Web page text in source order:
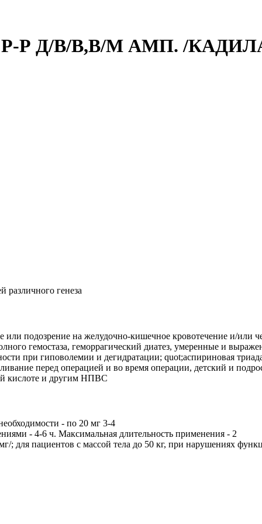
Р Д/В/В,В/М АМП. /
различного генеза
подозрение на желудочно-кишечное кровотечение и/или
гемостаза, геморрагический диатез, умеренные и
при гиповолемии и дегидратации; quot;аспириновая
перед операцией и во время операции, детский и
кислоте и другим НПВС
- по 20 мг 3-4
- 4-6 ч. Максимальная длительность применения - 2
для пациентов с массой тела до 50 кг, при нарушениях